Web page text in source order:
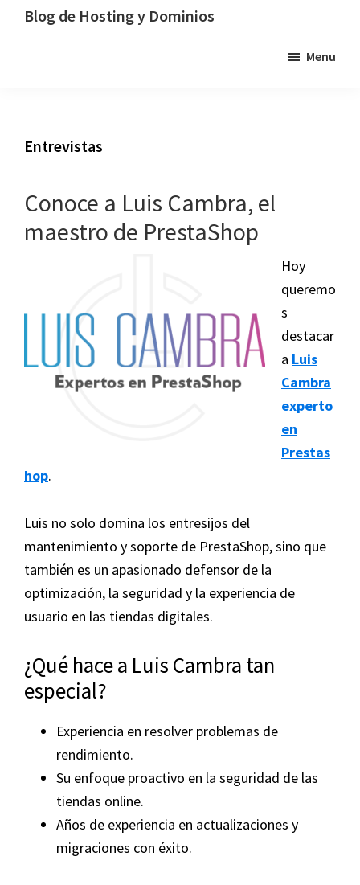
Saltar
Saltar
SaltarBlog de Hosting y Dominios
los
y
tecnología
Menu
Entrevistas
Conoce a Luis Cambra, el
maestro de PrestaShop
Hoy
queremo
s
destacar
a Luis
Cambra
experto
en
Prestas
hop.
Luis no solo domina los entresijos del
mantenimiento y soporte de PrestaShop, sino que
también es un apasionado defensor de la
optimización, la seguridad y la experiencia de
usuario en las tiendas digitales.
¿Qué hace a Luis Cambra tan
especial?
Experiencia en resolver problemas de
rendimiento.
Su enfoque proactivo en la seguridad de las
tiendas online.
Años de experiencia en actualizaciones y
migraciones con éxito.